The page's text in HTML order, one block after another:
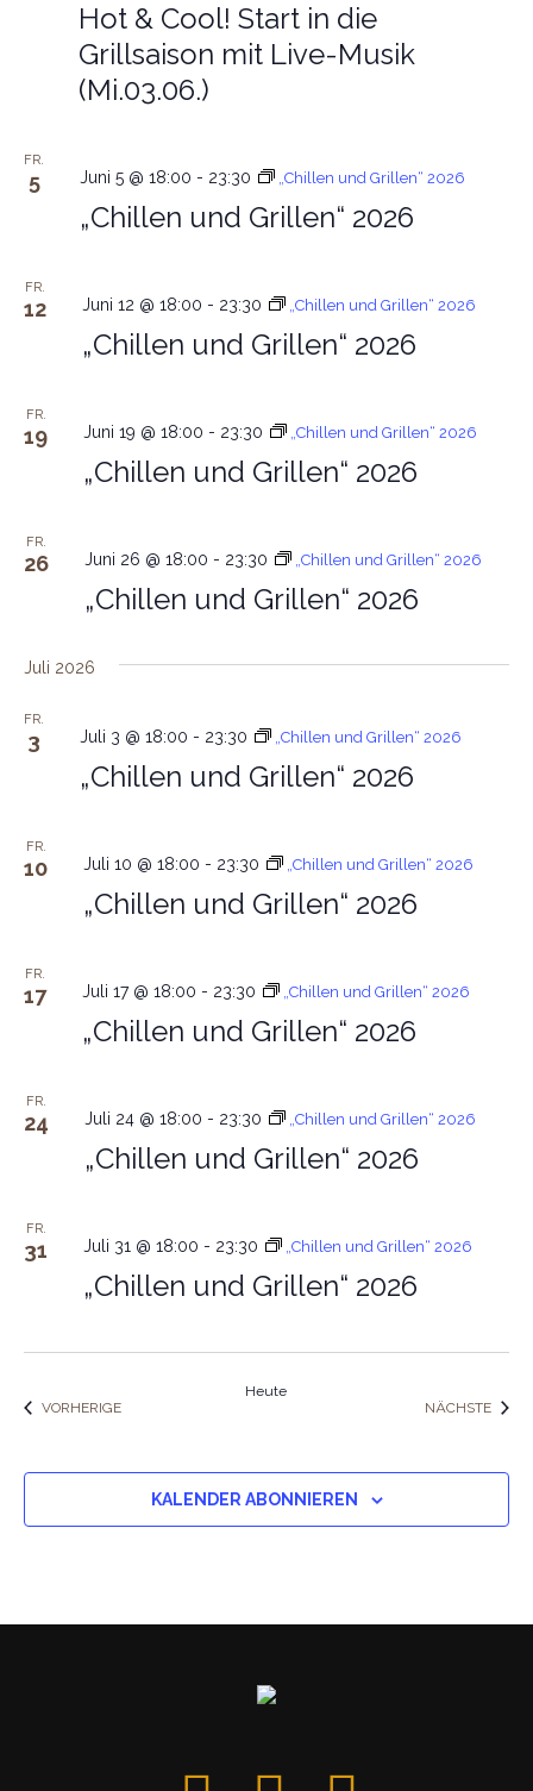
Hot & Cool! Start in die
Grillsaison mit Live-Musik
(Mi.03.06.)
FR.
5
„Chillen und Grillen“ 2026
Juni 5 @ 18:00 - 23:30 „Chillen und Grillen“ 2026
FR.
12
„Chillen und Grillen“ 2026
Juni 12 @ 18:00 - 23:30 „Chillen und Grillen“ 2026
FR.
19
„Chillen und Grillen“ 2026
Juni 19 @ 18:00 - 23:30 „Chillen und Grillen“ 2026
FR.
26
„Chillen und Grillen“ 2026
Juni 26 @ 18:00 - 23:30 „Chillen und Grillen“ 2026
Juli 2026
FR.
3
„Chillen und Grillen“ 2026
Juli 3 @ 18:00 - 23:30 „Chillen und Grillen“ 2026
FR.
10
„Chillen und Grillen“ 2026
Juli 10 @ 18:00 - 23:30 „Chillen und Grillen“ 2026
FR.
17
„Chillen und Grillen“ 2026
Juli 17 @ 18:00 - 23:30 „Chillen und Grillen“ 2026
FR.
24
„Chillen und Grillen“ 2026
Juli 24 @ 18:00 - 23:30 „Chillen und Grillen“ 2026
FR.
31
„Chillen und Grillen“ 2026
Juli 31 @ 18:00 - 23:30 „Chillen und Grillen“ 2026
VORHERIGEVERANSTALTUNGEN
Heute
NÄCHSTE
KALENDER ABONNIEREN